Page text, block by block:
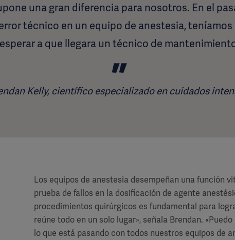
una gran diferencia para nosotros. En el
técnico en un equipo de anestesia,
esperar a que llegara un técnico de
Kelly, científico especializado en cuidados
Los equipos de anestesia desempeñan una función
prueba de fallos en la dosificación de agente
procedimientos quirúrgicos es fundamental para
reúne todo en un solo lugar», señala Brendan.
lo que está pasando con todos nuestros equipos de